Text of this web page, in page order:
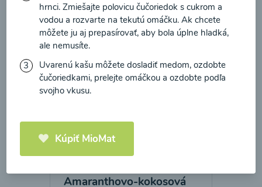
Kaše
Amaranthovo-kokosová
hrnci. Zmiešajte polovicu čučoriedok s cukrom a
vodou a rozvarte na tekutú omáčku. Ak chcete
môžete ju aj prepasírovať, aby bola úplne hladká,
ale nemusíte.
Uvarenú kašu môžete dosladiť medom, ozdobte
čučoriedkami, prelejte omáčkou a ozdobte podľa
svojho vkusu.
Kúpiť MioMat